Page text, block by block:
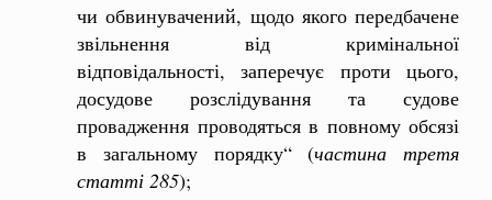
чи обвинувачений, щодо якого передбачене
звільнення від кримінальної
відповідальності, заперечує проти цього,
досудове розслідування та судове
провадження проводяться в повному обсязі
в загальному порядку“ (частина третя
статті 285);